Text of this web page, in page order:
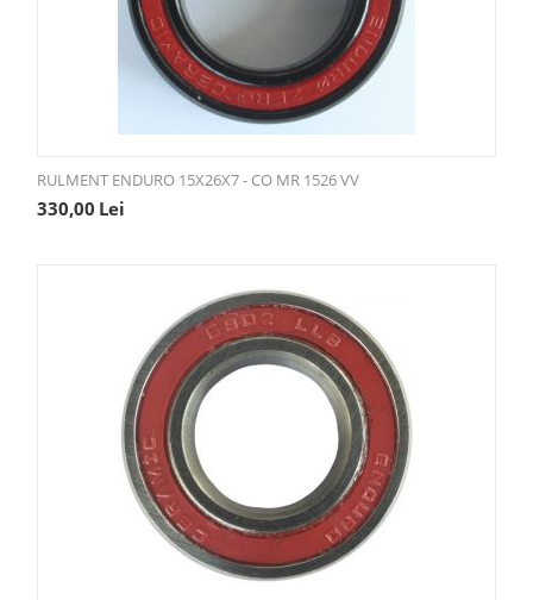
RULMENT ENDURO 15X26X7 - CO MR 1526 VV
330,00 Lei